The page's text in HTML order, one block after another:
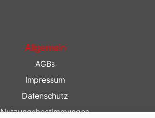
Allgemein
AGBs
Impressum
Datenschutz
Nutzungsbestimmungen